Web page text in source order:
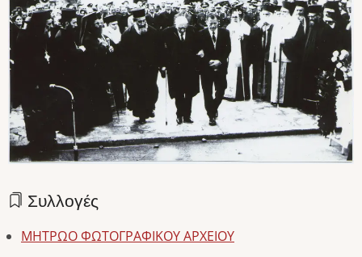
Συλλογές
ΜΗΤΡΩΟ ΦΩΤΟΓΡΑΦΙΚΟΥ ΑΡΧΕΙΟΥ